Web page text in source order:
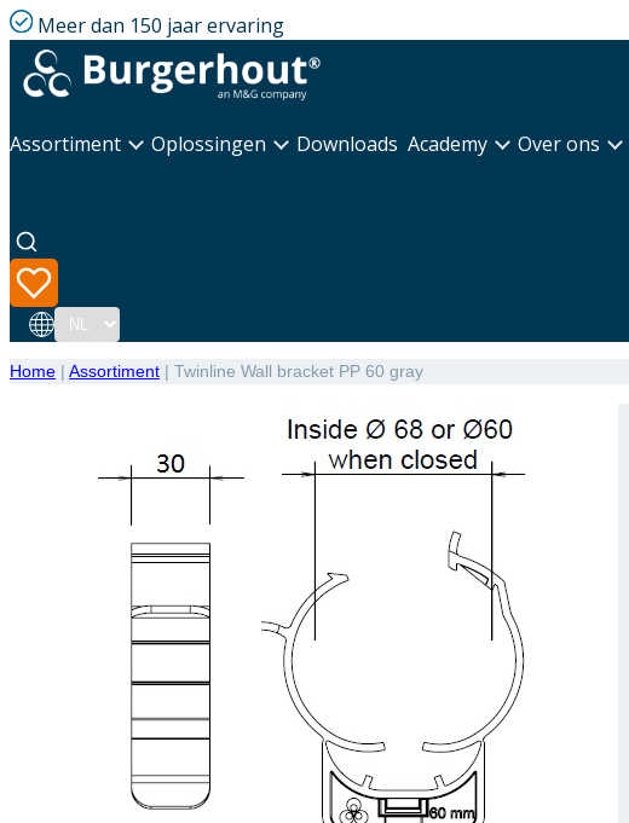
Meer dan 150 jaar ervaring
Assortiment Oplossingen Downloads Academy Over ons
Taal
Home | Assortiment | Twinline Wall bracket PP 60 gray